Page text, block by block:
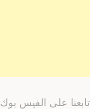
تابعنا على الفيس بوك